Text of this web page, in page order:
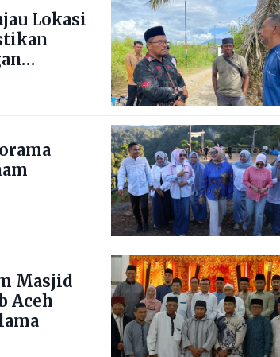
Lokasi
Masjid
Aceh